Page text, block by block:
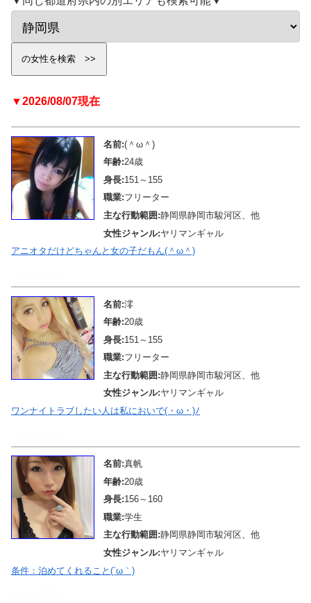
▼2026/08/07現在
名前:(＾ω＾)
年齢:24歳
身長:151～155
職業:フリーター
主な行動範囲:静岡県静岡市駿河区、他
女性ジャンル:ヤリマンギャル
アニオタだけどちゃんと女の子だもん(＾ω＾)
名前:澪
年齢:20歳
身長:151～155
職業:フリーター
主な行動範囲:静岡県静岡市駿河区、他
女性ジャンル:ヤリマンギャル
ワンナイトラブしたい人は私においで(・ω・)ﾉ
名前:真帆
年齢:20歳
身長:156～160
職業:学生
主な行動範囲:静岡県静岡市駿河区、他
女性ジャンル:ヤリマンギャル
条件：泊めてくれること(´ω｀)